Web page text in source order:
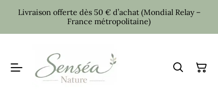
Livraison offerte dès 50 € d’achat (Mondial Relay –
France métropolitaine)